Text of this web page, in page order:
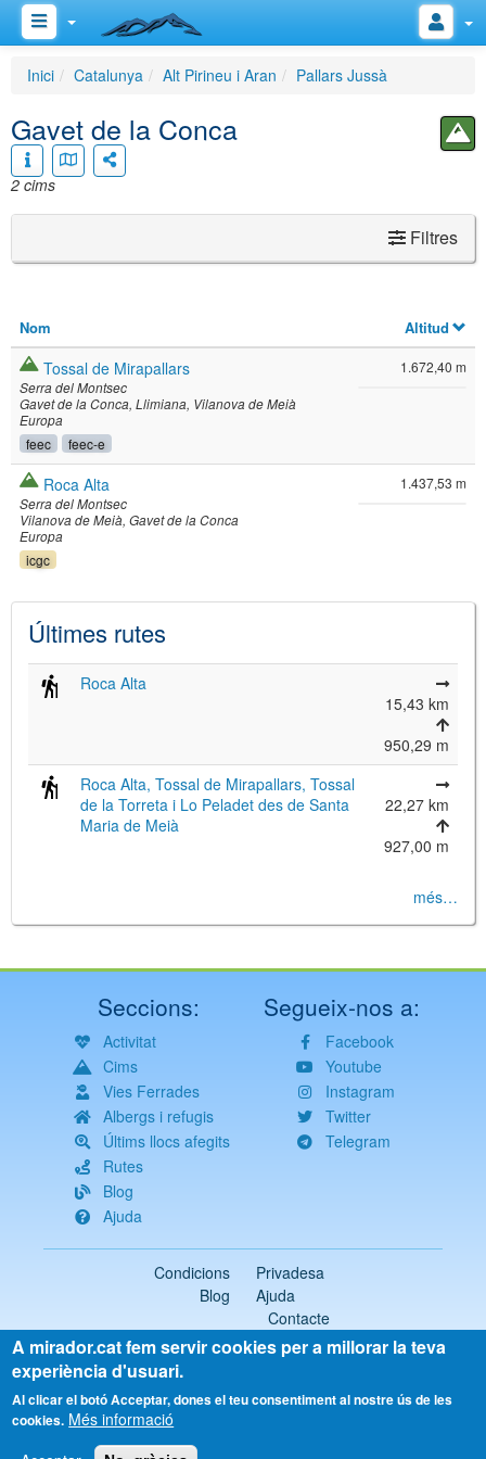
Inici Catalunya Alt Pirineu i Aran Pallars Jussà
Gavet de la Conca
2 cims
Filtres
Nom Altitud
Tossal de Mirapallars
Serra del Montsec
Gavet de la Conca Llimiana Vilanova de Meià
Europa
feec feec-e
1.672,40 m
Roca Alta
Serra del Montsec
Vilanova de Meià Gavet de la Conca
Europa
icgc
1.437,53 m
Últimes rutes
Roca Alta
15,43 km
950,29 m
Roca Alta, Tossal de Mirapallars, Tossal
de la Torreta i Lo Peladet des de Santa
Maria de Meià
22,27 km
927,00 m
més…
Seccions:
Activitat
Cims
Vies Ferrades
Albergs i refugis
Últims llocs afegits
Rutes
Blog
Ajuda
Segueix-nos a:
Facebook
Youtube
Instagram
Twitter
Telegram
Condicions
Privadesa
Blog
Ajuda
Contacte
2018-2026 ©mirador.cat
Tots els drets reservats
Select
language
A mirador.cat fem servir cookies per a millorar la teva
experiència d'usuari.
Al clicar el botó Acceptar, dones el teu consentiment al nostre ús de les
cookies. Més informació